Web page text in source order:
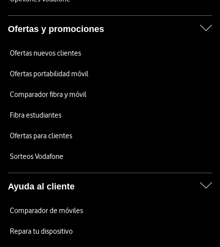
Ofertas y promociones
Ofertas nuevos clientes
Ofertas portabilidad móvil
Comparador fibra y móvil
Fibra estudiantes
Ofertas para clientes
Sorteos Vodafone
Ayuda al cliente
Comparador de móviles
Repara tu dispositivo